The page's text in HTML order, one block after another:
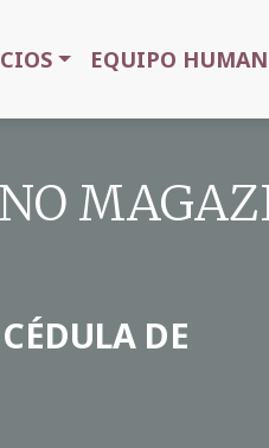
EQUIPO
DE